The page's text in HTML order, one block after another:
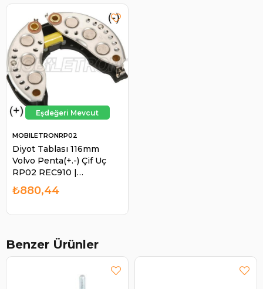
Diyot Tablası 116mm
Volvo Penta(+.-) Çif Uç
RP02 REC910 |
MOBILETRON RP02
MOBILETRONRP02
₺880,44
Benzer Ürünler